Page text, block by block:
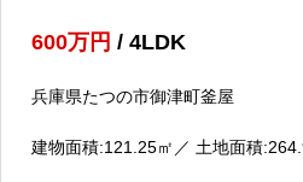
600万円 / 4LDK
兵庫県たつの市御津町釜屋
建物面積:121.25㎡ ／ 土地面積